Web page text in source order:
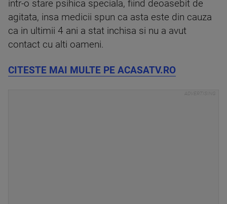
intr-o stare psihica speciala, fiind deoasebit de
agitata, insa medicii spun ca asta este din cauza
ca in ultimii 4 ani a stat inchisa si nu a avut
contact cu alti oameni.
CITESTE MAI MULTE PE ACASATV.RO